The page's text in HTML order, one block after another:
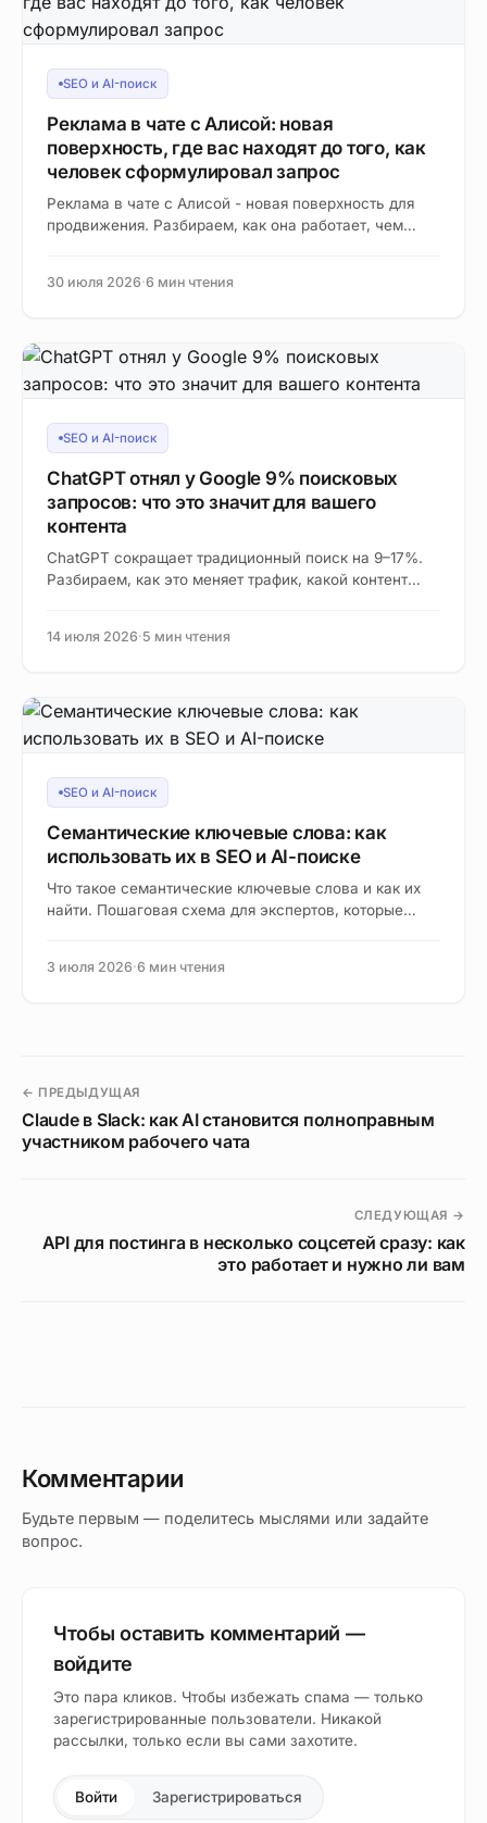
SEO и AI-поиск
Реклама в чате с Алисой: новая
поверхность, где вас находят до того, как
человек сформулировал запрос
Реклама в чате с Алисой - новая поверхность для
продвижения. Разбираем, как она работает, чем
30 июля 2026·6 мин чтения
SEO и AI-поиск
ChatGPT отнял у Google 9% поисковых
запросов: что это значит для вашего
контента
ChatGPT сокращает традиционный поиск на 9–17%.
Разбираем, как это меняет трафик, какой контент
14 июля 2026·5 мин чтения
SEO и AI-поиск
Семантические ключевые слова: как
использовать их в SEO и AI-поиске
Что такое семантические ключевые слова и как их
найти. Пошаговая схема для экспертов, которые
3 июля 2026·6 мин чтения
← ПРЕДЫДУЩАЯ
Claude в Slack: как AI становится полноправным
участником рабочего чата
СЛЕДУЮЩАЯ →
API для постинга в несколько соцсетей сразу: как
это работает и нужно ли вам
Комментарии
Будьте первым — поделитесь мыслями или задайте
вопрос.
Чтобы оставить комментарий —
войдите
Это пара кликов. Чтобы избежать спама — только
зарегистрированные пользователи. Никакой
рассылки, только если вы сами захотите.
Войти Зарегистрироваться